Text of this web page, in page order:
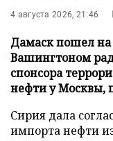
4 августа 2026, 21:46
Дамаск пошел на
Вашингтоном
спонсора
нефти у
Сирия дала
импорта нефти